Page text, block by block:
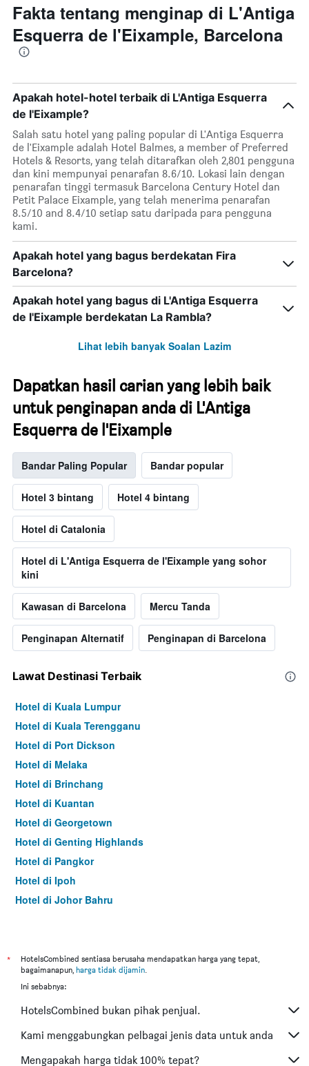
Fakta tentang menginap di L'Antiga
Esquerra de l'Eixample, Barcelona
Apakah hotel-hotel terbaik di L'Antiga Esquerra
de l'Eixample?
Salah satu hotel yang paling popular di L'Antiga Esquerra
de l'Eixample adalah Hotel Balmes, a member of Preferred
Hotels & Resorts, yang telah ditarafkan oleh 2,801 pengguna
dan kini mempunyai penarafan 8.6/10. Lokasi lain dengan
penarafan tinggi termasuk Barcelona Century Hotel dan
Petit Palace Eixample, yang telah menerima penarafan
8.5/10 and 8.4/10 setiap satu daripada para pengguna
kami.
Apakah hotel yang bagus berdekatan Fira
Barcelona?
Apakah hotel yang bagus di L'Antiga Esquerra
de l'Eixample berdekatan La Rambla?
Lihat lebih banyak Soalan Lazim
Dapatkan hasil carian yang lebih baik
untuk penginapan anda di L'Antiga
Esquerra de l'Eixample
Bandar Paling Popular Bandar popular
Hotel 3 bintang Hotel 4 bintang
Hotel di Catalonia
Hotel di L'Antiga Esquerra de l'Eixample yang sohor
kini
Kawasan di Barcelona Mercu Tanda
Penginapan Alternatif Penginapan di Barcelona
Lawat Destinasi Terbaik
Hotel di Kuala Lumpur
Hotel di Kuala Terengganu
Hotel di Port Dickson
Hotel di Melaka
Hotel di Brinchang
Hotel di Kuantan
Hotel di Georgetown
Hotel di Genting Highlands
Hotel di Pangkor
Hotel di Ipoh
Hotel di Johor Bahru
Hotel di Kuching
Hotel di Tokyo
Hotel di Bangkok
Hotel di Putrajaya
Hotel di Shah Alam
*
HotelsCombined sentiasa berusaha mendapatkan harga yang tepat,
bagaimanapun, harga tidak dijamin.
Ini sebabnya:
HotelsCombined bukan pihak penjual.
Kami menggabungkan pelbagai jenis data untuk anda
Mengapakah harga tidak 100% tepat?